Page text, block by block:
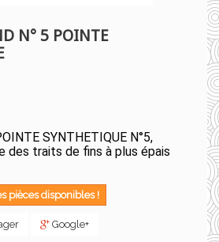
N° 5 POINTE
SYNTHETIQUE N°5,
des traits de fins à plus épais
pièces disponibles !
Google+